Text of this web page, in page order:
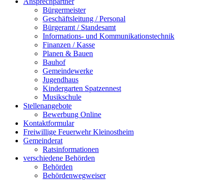
Bürgermeister
Geschäftsleitung / Personal
Bürgeramt / Standesamt
Informations- und Kommunikationstechnik
Finanzen / Kasse
Planen & Bauen
Bauhof
Gemeindewerke
Jugendhaus
Kindergarten Spatzennest
Musikschule
Stellenangebote
Bewerbung Online
Kontaktformular
Freiwillige Feuerwehr Kleinostheim
Gemeinderat
Ratsinformationen
verschiedene Behörden
Behörden
Behördenwegweiser